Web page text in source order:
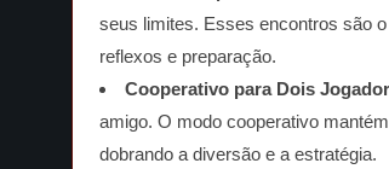
seus limites. Esses encontros são
reflexos e preparação.
Cooperativo para Dois
amigo. O modo cooperativo
dobrando a diversão e a estratégia.